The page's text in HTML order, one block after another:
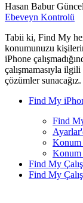
Hasan Babur
Ebeveyn Kontrolü
Tabii ki, Find My
konumunuzu
iPhone
çalışmamasıyla
çözümler
Find My
Find
Konum
Konum
Find My
Find My